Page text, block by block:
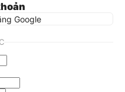
Google